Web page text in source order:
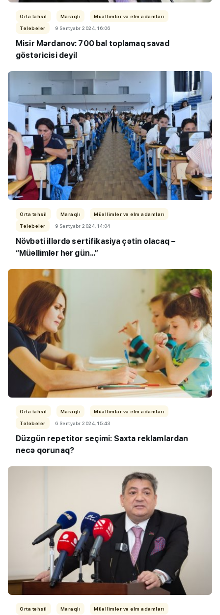
Orta təhsil Maraqlı
Müəllimlər və elm adamları
Tələbələr
9 Sentyabr 2024, 16:06
Misir Mərdanov: 700 bal toplamaq savad
göstəricisi deyil
Orta təhsil Maraqlı
Müəllimlər və elm adamları
Tələbələr
9 Sentyabr 2024, 14:04
Növbəti illərdə sertifikasiya çətin olacaq –
“Müəllimlər hər gün…”
Orta təhsil Maraqlı
Müəllimlər və elm adamları
Tələbələr
6 Sentyabr 2024, 15:43
Düzgün repetitor seçimi: Saxta reklamlardan
necə qorunaq?
Orta təhsil Maraqlı Müəllimlər və elm adamları